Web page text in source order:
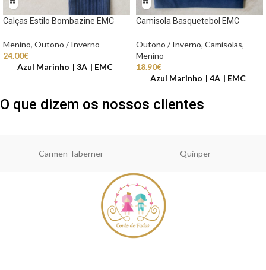
Calças Estilo Bombazine EMC
Menino, Outono / Inverno
24.00€
Azul Marinho
3A EMC
Camisola Basquetebol EMC
Outono / Inverno, Camisolas,
Menino
18.90€
Azul Marinho
4A EMC
O que dizem os nossos clientes
Carmen Taberner Quinper